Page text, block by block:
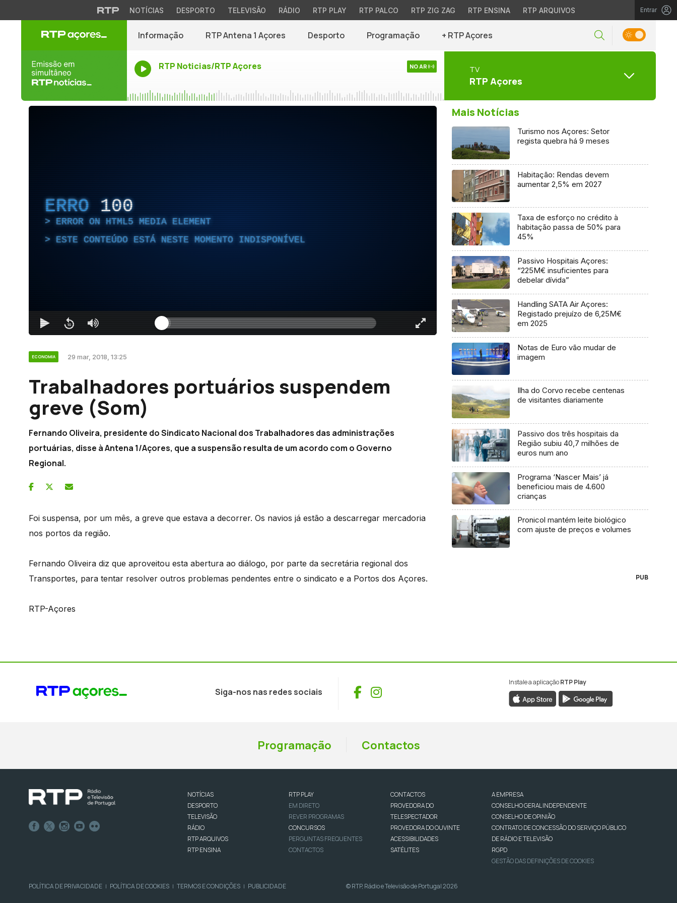
NOTÍCIAS DESPORTO TELEVISÃO RÁDIO RTP PLAY RTP PALCO RTP ZIG ZAG RTP ENSINA RTP ARQUIVOS Entrar
Informação RTP Antena 1 Açores Desporto Programação + RTP Açores
RTP Noticias/RTP Açores NO AR TV
RTP Açores
ERRO 100
ERROR ON HTML5 MEDIA ELEMENT
ESTE CONTEÚDO ESTÁ NESTE MOMENTO INDISPONÍVEL
ECONOMIA 29 mar, 2018, 13:25
Trabalhadores portuários suspendem
greve (Som)
Fernando Oliveira, presidente do Sindicato Nacional dos Trabalhadores das administrações
portuárias, disse à Antena 1/Açores, que a suspensão resulta de um acordo com o Governo
Regional.
Foi suspensa, por um mês, a greve que estava a decorrer. Os navios já estão a descarregar mercadoria
nos portos da região.
Fernando Oliveira diz que aproveitou esta abertura ao diálogo, por parte da secretária regional dos
Transportes, para tentar resolver outros problemas pendentes entre o sindicato e a Portos dos Açores.
RTP-Açores
Mais Notícias
Turismo nos Açores: Setor
regista quebra há 9 meses
Habitação: Rendas devem
aumentar 2,5% em 2027
Taxa de esforço no crédito à
habitação passa de 50% para
45%
Passivo Hospitais Açores:
“225M€ insuficientes para
debelar dívida”
Handling SATA Air Açores:
Registado prejuízo de 6,25M€
em 2025
Notas de Euro vão mudar de
imagem
Ilha do Corvo recebe centenas
de visitantes diariamente
Passivo dos três hospitais da
Região subiu 40,7 milhões de
euros num ano
Programa ‘Nascer Mais’ já
beneficiou mais de 4.600
crianças
Pronicol mantém leite biológico
com ajuste de preços e volumes
PUB
Siga-nos nas redes sociais Facebook
Instagram
Instale a aplicaçãoRTP Play
Programação Contactos
NOTÍCIAS
DESPORTO
TELEVISÃO
RÁDIO
RTP ARQUIVOS
RTP ENSINA
RTP PLAY
EM DIRETO
REVER PROGRAMAS
CONCURSOS
PERGUNTAS FREQUENTES
CONTACTOS
CONTACTOS
PROVEDORA DO
TELESPECTADOR
PROVEDORA DO OUVINTE
ACESSIBILIDADES
SATÉLITES
A EMPRESA
CONSELHO GERAL INDEPENDENTE
CONSELHO DE OPINIÃO
CONTRATO DE CONCESSÃO DO SERVIÇO PÚBLICO
DE RÁDIO E TELEVISÃO
RGPD
GESTÃO DAS DEFINIÇÕES DE COOKIES
POLÍTICA DE PRIVACIDADE | POLÍTICA DE COOKIES | TERMOS E CONDIÇÕES | PUBLICIDADE © RTP, Rádio e Televisão de Portugal 2026